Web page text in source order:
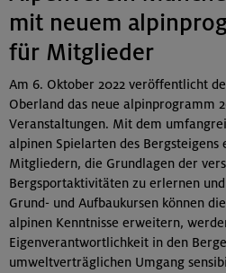
mit neuem
für Mitglieder
Am 6. Oktober 2022 veröffentlicht
Oberland das neue alpinprogramm
Veranstaltungen. Mit dem
alpinen Spielarten des
Mitgliedern, die Grundlagen der
Bergsportaktivitäten zu erlernen
Grund- und Aufbaukursen können
alpinen Kenntnisse erweitern,
Eigenverantwortlichkeit in den
umweltverträglichen Umgang